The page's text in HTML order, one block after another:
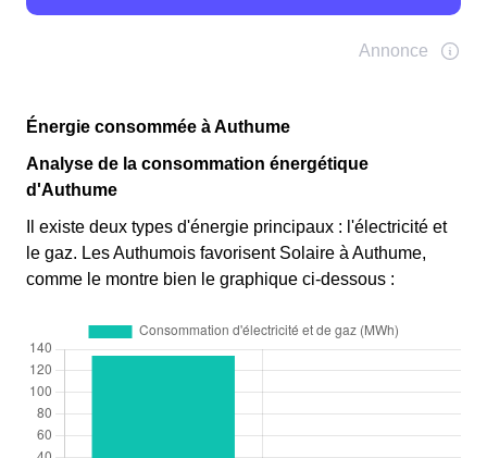
Énergie consommée à Authume
Analyse de la consommation énergétique
d'Authume
Il existe deux types d'énergie principaux : l'électricité et
le gaz. Les Authumois favorisent Solaire à Authume,
comme le montre bien le graphique ci-dessous :